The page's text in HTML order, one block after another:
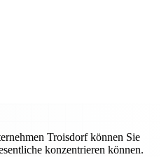
Troisdorf können Sie
konzentrieren können.